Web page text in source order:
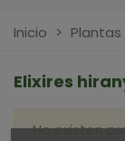
Inicio >
Elixires
No existen